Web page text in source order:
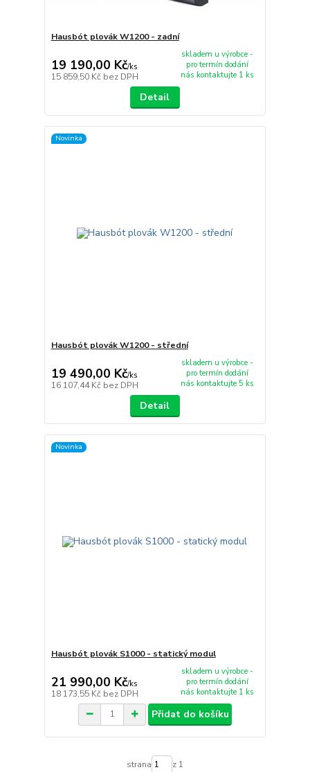
Hausbót plovák W1200 - zadní
19 190,00 Kč/ks
15 859,50 Kč bez DPH
skladem u výrobce -
pro termín dodání
nás kontaktujte 1 ks
Detail
Novinka
Hausbót plovák W1200 - střední
19 490,00 Kč/ks
16 107,44 Kč bez DPH
skladem u výrobce -
pro termín dodání
nás kontaktujte 5 ks
Detail
Novinka
Hausbót plovák S1000 - statický modul
21 990,00 Kč/ks
18 173,55 Kč bez DPH
skladem u výrobce -
pro termín dodání
nás kontaktujte 1 ks
Přidat do košíku
strana z 1